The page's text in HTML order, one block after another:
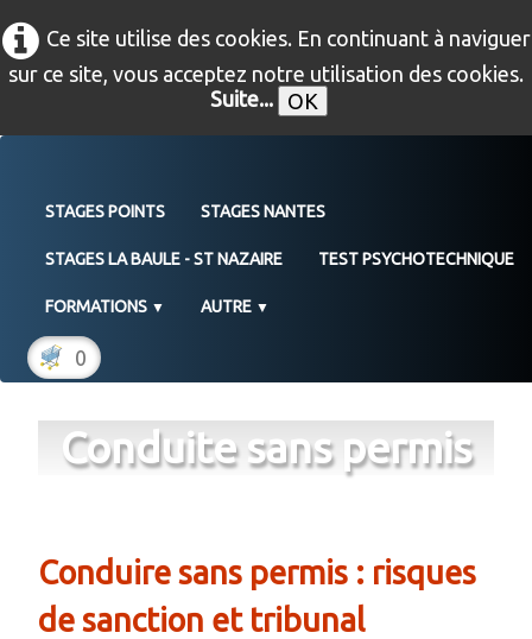
Ce site utilise des cookies. En continuant à naviguer
sur ce site, vous acceptez notre utilisation des cookies.
Suite...
OK
STAGES POINTS STAGES NANTES
STAGES LA BAULE - ST NAZAIRE TEST PSYCHOTECHNIQUE
FORMATIONS ▼ AUTRE ▼
0
Conduite sans permis
Conduire sans permis : risques
de sanction et tribunal